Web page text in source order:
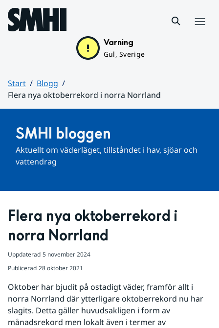
Hoppa till sidans innehåll
Varning
Gul, Sverige
Start
Blogg
Flera nya oktoberrekord i norra Norrland
SMHI bloggen
Aktuellt om väderläget, tillståndet i hav, sjöar och
vattendrag
Flera nya oktoberrekord i
norra Norrland
Uppdaterad 5 november 2024
Publicerad 28 oktober 2021
Oktober har bjudit på ostadigt väder, framför allt i
norra Norrland där ytterligare oktoberrekord nu har
slagits. Detta gäller huvudsakligen i form av
månadsrekord men lokalt även i termer av